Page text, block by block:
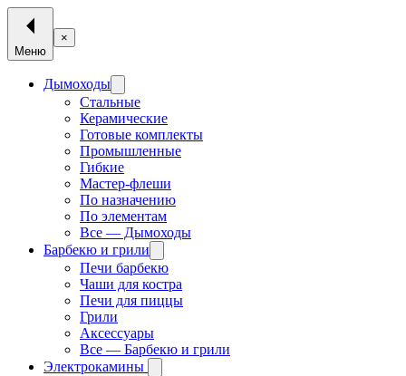
Меню
×
Дымоходы
Стальные
Керамические
Готовые комплекты
Промышленные
Гибкие
Мастер-флеши
По назначению
По элементам
Все — Дымоходы
Барбекю и грили
Печи барбекю
Чаши для костра
Печи для пиццы
Грили
Аксессуары
Все — Барбекю и грили
Электрокамины